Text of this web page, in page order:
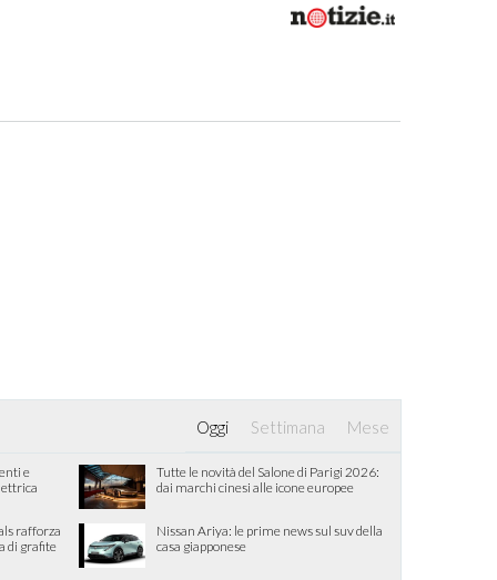
Oggi Settimana Mese
e
Tutte le novità del Salone di Parigi 2026:
dai marchi cinesi alle icone europee
rafforza
di grafite
Nissan Ariya: le prime news sul suv della
casa giapponese